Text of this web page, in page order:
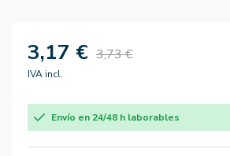
3,17 € 3,73 €
IVA incl.
Envío en 24/48 h laborables